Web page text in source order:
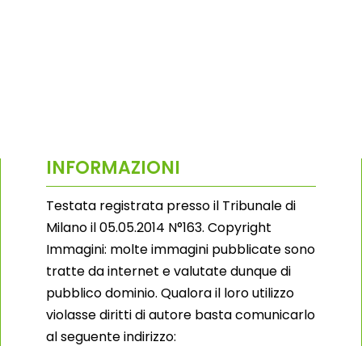
INFORMAZIONI
Testata registrata presso il Tribunale di
Milano il 05.05.2014 N°163. Copyright
Immagini: molte immagini pubblicate sono
tratte da internet e valutate dunque di
pubblico dominio. Qualora il loro utilizzo
violasse diritti di autore basta comunicarlo
al seguente indirizzo: